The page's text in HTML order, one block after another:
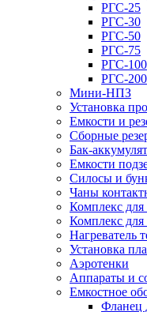
РГС-25
РГС-30
РГС-50
РГС-75
РГС-100
РГС-200
Мини-НПЗ
Установка
Емкости и
Сборные
Бак-
Емкости
Силосы и
Чаны
Комплекс для
Комплекс для
Нагреватель
Установка
Аэротенки
Аппараты и
Емкостное
Фланец